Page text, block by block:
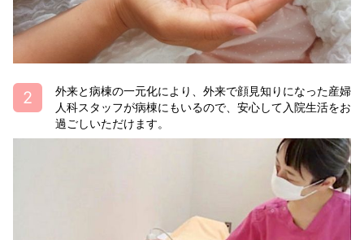
外来と病棟の一元化により、外来で顔見知りになった産婦
人科スタッフが病棟にもいるので、安心して入院生活をお
過ごしいただけます。